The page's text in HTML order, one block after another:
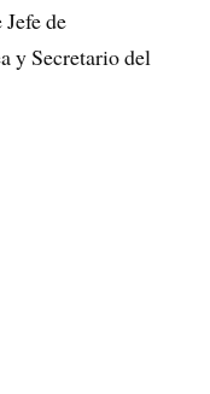
de
y Secretario del